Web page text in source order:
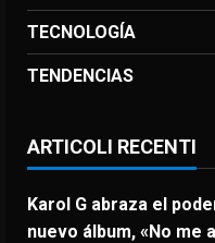
TECNOLOGÍA
TENDENCIAS
ARTICOLI RECENTI
Karol G abraza el
nuevo álbum, «No